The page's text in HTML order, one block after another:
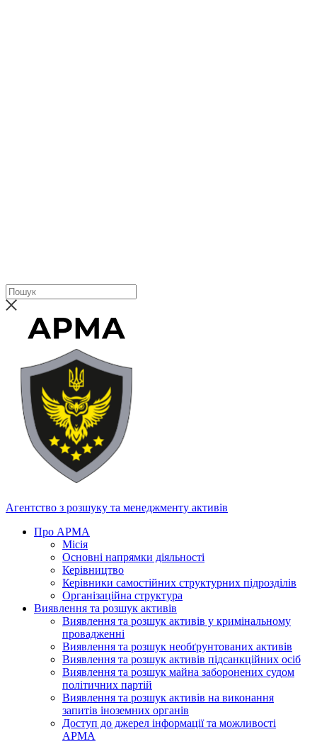
Агентство з розшуку та менеджменту активів
Про АРМА
Місія
Основні напрямки діяльності
Керівництво
Керівники самостійних структурних підрозділів
Організаційна структура
Виявлення та розшук активів
Виявлення та розшук активів у кримінальному
провадженні
Виявлення та розшук необґрунтованих активів
Виявлення та розшук активів підсанкційних осіб
Виявлення та розшук майна заборонених судом
політичних партій
Виявлення та розшук активів на виконання
запитів іноземних органів
Доступ до джерел інформації та можливості
АРМА